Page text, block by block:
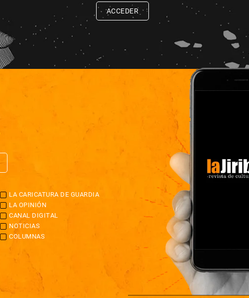
ACCEDER
LA CARICATURA DE GUARDIA
LA OPINIÓN
CANAL DIGITAL
NOTICIAS
COLUMNAS